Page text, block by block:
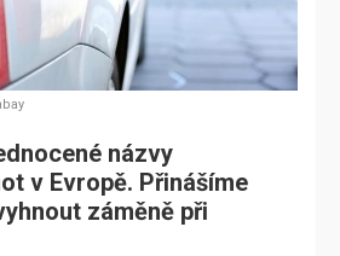
názvy
v Evropě. Přinášíme
záměně při